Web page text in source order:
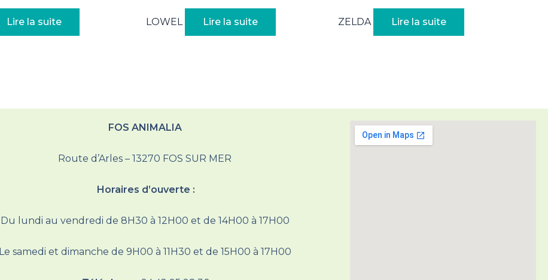
Lire la suite LOWEL Lire la suite ZELDA Lire la suite
FOS ANIMALIA
Route d’Arles – 13270 FOS SUR MER
Horaires d’ouverte :
Du lundi au vendredi de 8H30 à 12H00 et de 14H00 à 17H00
Le samedi et dimanche de 9H00 à 11H30 et de 15H00 à 17H00